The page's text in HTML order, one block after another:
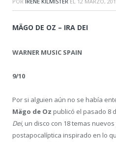
MÄGO DE OZ – IRA DEI
WARNER MUSIC SPAIN
9/10
Por si alguien aún no se había
Mägo de Oz publicó el pasado 8
Dei, un disco con 18 temas
postapocalíptica inspirado en lo